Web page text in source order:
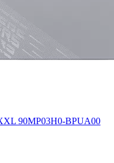
90MP03H0-BPUA00